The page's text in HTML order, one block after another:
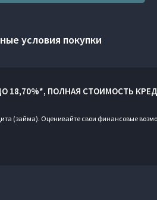
условия покупки
18,70%*, ПОЛНАЯ СТОИМОСТЬ
(займа). Оценивайте свои финансовые